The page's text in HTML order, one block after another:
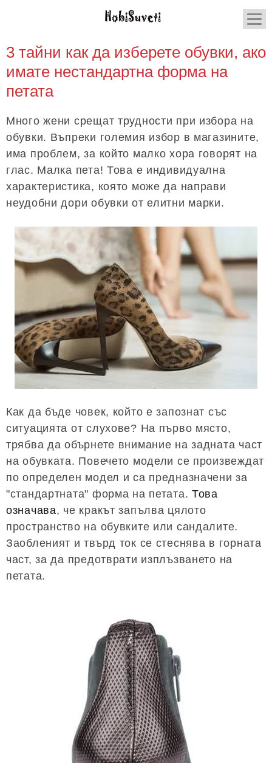
3 тайни как да изберете обувки, ако
имате нестандартна форма на
петата
Много жени срещат трудности при избора на
обувки. Въпреки големия избор в магазините,
има проблем, за който малко хора говорят на
глас. Малка пета! Това е индивидуална
характеристика, която може да направи
неудобни дори обувки от елитни марки.
Как да бъде човек, който е запознат със
ситуацията от слухове? На първо място,
трябва да обърнете внимание на задната част
на обувката. Повечето модели се произвеждат
по определен модел и са предназначени за
"стандартната" форма на петата.Това
означава, че кракът запълва цялото
пространство на обувките или сандалите.
Заобленият и твърд ток се стеснява в горната
част, за да предотврати изплъзването на
петата.